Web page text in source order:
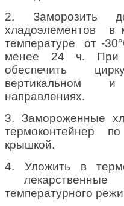
2. Заморозить
хладоэлементов в
температуре от -
менее 24 ч. При
обеспечить
вертикальном
направлениях.
3. Замороженные
термоконтейнер
крышкой.
4. Уложить в
лекарственные
температурного